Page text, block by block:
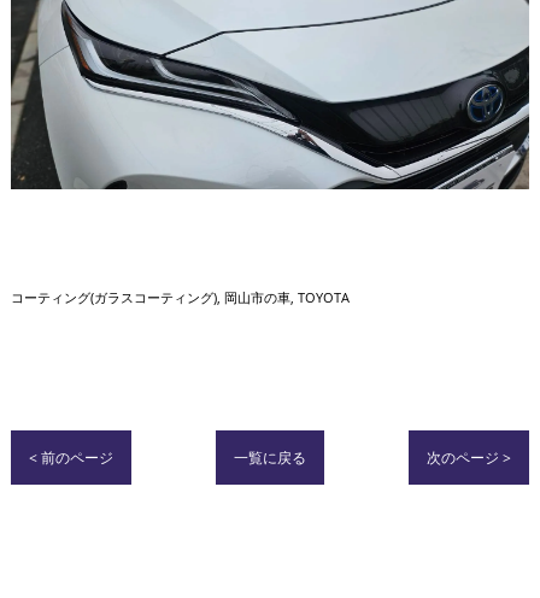
コーティング(ガラスコーティング) 岡山市の車 TOYOTA
< 前のページ 一覧に戻る 次のページ >